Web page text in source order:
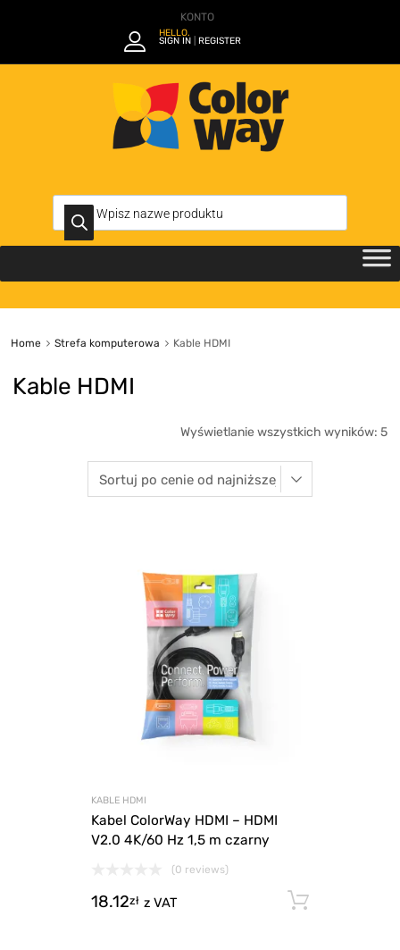
KONTO
HELLO.
SIGN IN REGISTER
Home Strefa komputerowa Kable HDMI
Kable HDMI
Wyświetlanie wszystkich wyników: 5
KABLE HDMI
Kabel ColorWay HDMI – HDMI
V2.0 4K/60 Hz 1,5 m czarny
(0 reviews)
18.12zł z VAT